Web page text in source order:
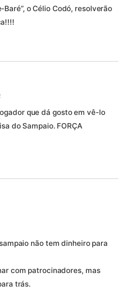
o Célio Codó, resolverão
que dá gosto em vê-lo
do Sampaio. FORÇA
não tem dinheiro para
com patrocinadores, mas
trás.